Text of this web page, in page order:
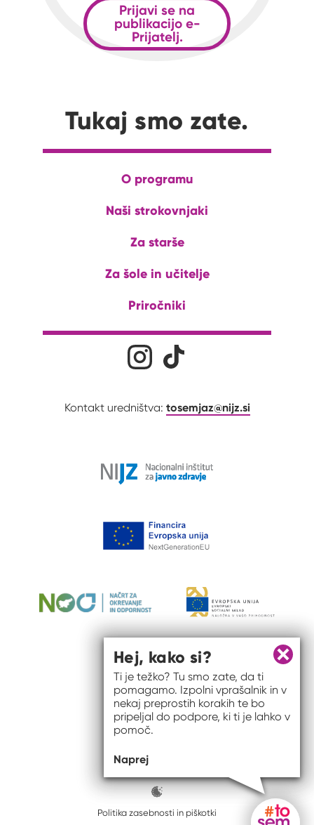
Prijavi se na
publikacijo e-
Prijatelj.
Tukaj smo zate.
O programu
Naši strokovnjaki
Za starše
Za šole in učitelje
Priročniki
Družabna omrežjaNa naš Instagram profil
Kontakt uredništva: tosemjaz@nijz.si
ISSN spletišča: 2820-5960
Politika zasebnosti in piškotki
Zapri
Hej, kako si?
Ti je težko? Tu smo zate, da ti
pomagamo. Izpolni vprašalnik in v
nekaj preprostih korakih te bo
pripeljal do podpore, ki ti je lahko v
pomoč.
Naprej